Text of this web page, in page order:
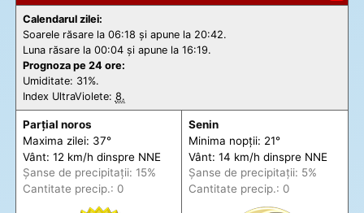
Calendarul zilei:
Soarele răsare la 06:18 și apune la 20:42.
Luna răsare la 00:04 și apune la 16:19.
Prognoza pe 24 ore:
Umiditate: 31%.
Index UltraViolete: 8.
Parțial noros
Maxima zilei: 37°
Vânt: 12 km/h dinspre NNE
Șanse de precipitații: 15%
Cantitate precip.: 0
Senin
Minima nopții: 21°
Vânt: 14 km/h dinspre NNE
Șanse de precipitații: 5%
Cantitate precip.: 0